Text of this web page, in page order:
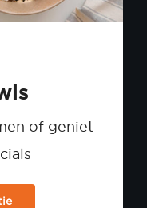
of geniet